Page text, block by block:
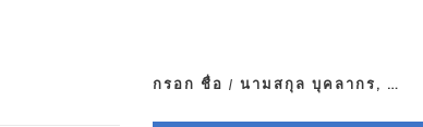
กรอก ชื่อ / นามสกุล บุคลากร, …